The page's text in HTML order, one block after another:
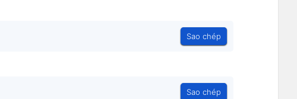
Sao chép
Sao chép